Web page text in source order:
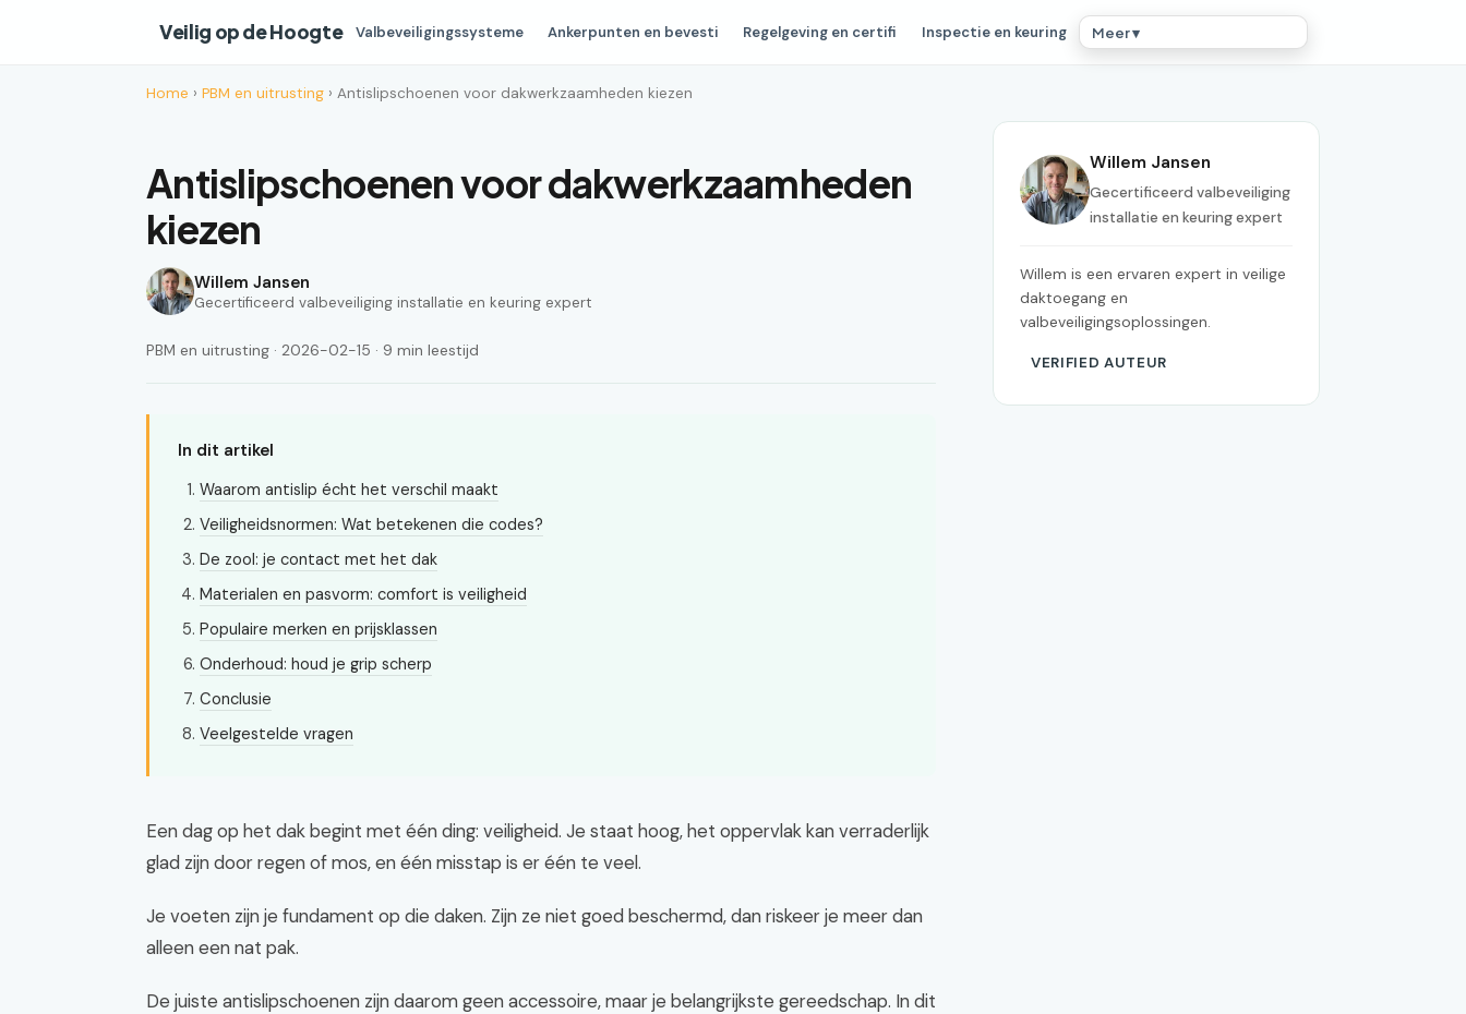
Veilig op de Hoogte Valbeveiligingssysteme Ankerpunten en bevesti Regelgeving en certifi Inspectie en keuring Meer ▾
Home › PBM en uitrusting › Antislipschoenen voor dakwerkzaamheden kiezen
Antislipschoenen voor dakwerkzaamheden
kiezen
Willem Jansen
Gecertificeerd valbeveiliging installatie en keuring expert
PBM en uitrusting · 2026-02-15 · 9 min leestijd
In dit artikel
Waarom antislip écht het verschil maakt
Veiligheidsnormen: Wat betekenen die codes?
De zool: je contact met het dak
Materialen en pasvorm: comfort is veiligheid
Populaire merken en prijsklassen
Onderhoud: houd je grip scherp
Conclusie
Veelgestelde vragen
Een dag op het dak begint met één ding: veiligheid. Je staat hoog, het oppervlak kan verraderlijk
glad zijn door regen of mos, en één misstap is er één te veel.
Je voeten zijn je fundament op die daken. Zijn ze niet goed beschermd, dan riskeer je meer dan
alleen een nat pak.
De juiste antislipschoenen zijn daarom geen accessoire, maar je belangrijkste gereedschap. In dit
Willem Jansen
Gecertificeerd valbeveiliging
installatie en keuring expert
Willem is een ervaren expert in veilige
daktoegang en
valbeveiligingsoplossingen.
VERIFIED AUTEUR